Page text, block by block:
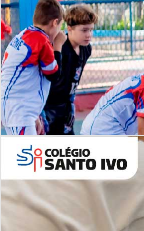
Desafios | Saiba mais
NOSSOCANAL